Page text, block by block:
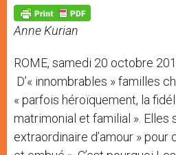
p
p
g
e
r
o
k
Anne Kurian
ROME, samedi 20 octobre
D’« innombrables » familles
« parfois héroïquement, la
matrimonial et familial ». Elles
extraordinaire d’amour »